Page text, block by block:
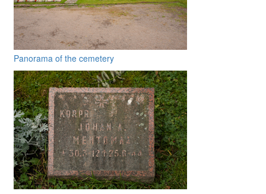
Panorama of the cemetery